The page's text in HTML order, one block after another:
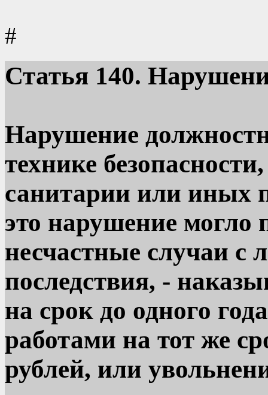
#
Статья 140.
Нарушение
технике
санитарии или иных
это нарушение могло
несчастные случаи
последствия, -
на срок до одного
работами на тот же
рублей, или